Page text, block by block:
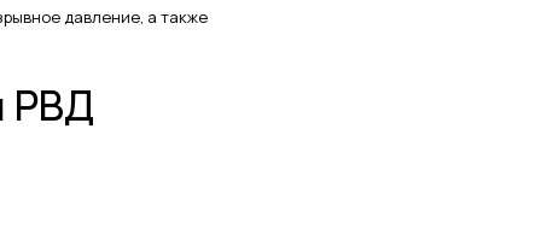
давление, а также
РВД